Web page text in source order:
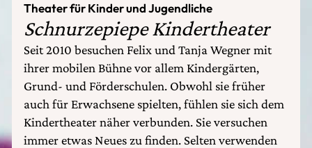
Theater für Kinder und Jugendliche
Schnurzepiepe Kindertheater
Seit 2010 besuchen Felix und Tanja Wegner mit
ihrer mobilen Bühne vor allem Kindergärten,
Grund- und Förderschulen. Obwohl sie früher
auch für Erwachsene spielten, fühlen sie sich dem
Kindertheater näher verbunden. Sie versuchen
immer etwas Neues zu finden. Selten verwenden